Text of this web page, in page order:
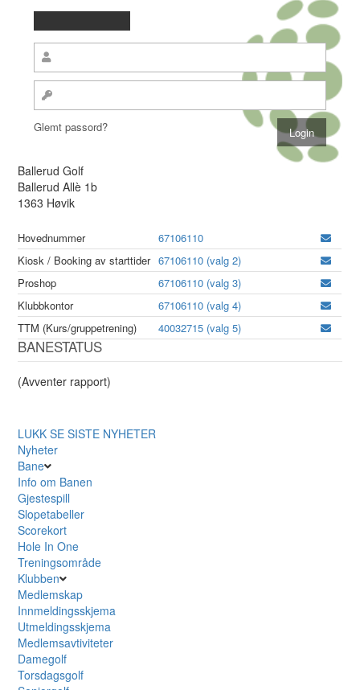
Glemt passord?
Ballerud Golf
Ballerud Allè 1b
1363 Høvik
Hovednummer
67106110
Kiosk / Booking av starttider 67106110 (valg 2)
Proshop
67106110 (valg 3)
Klubbkontor
67106110 (valg 4)
TTM (Kurs/gruppetrening)
40032715 (valg 5)
BANESTATUS
(Avventer rapport)
LUKK SE SISTE NYHETER
Nyheter
Bane
Info om Banen
Gjestespill
Slopetabeller
Scorekort
Hole In One
Treningsområde
Klubben
Medlemskap
Innmeldingsskjema
Utmeldingsskjema
Medlemsavtiviteter
Damegolf
Torsdagsgolf